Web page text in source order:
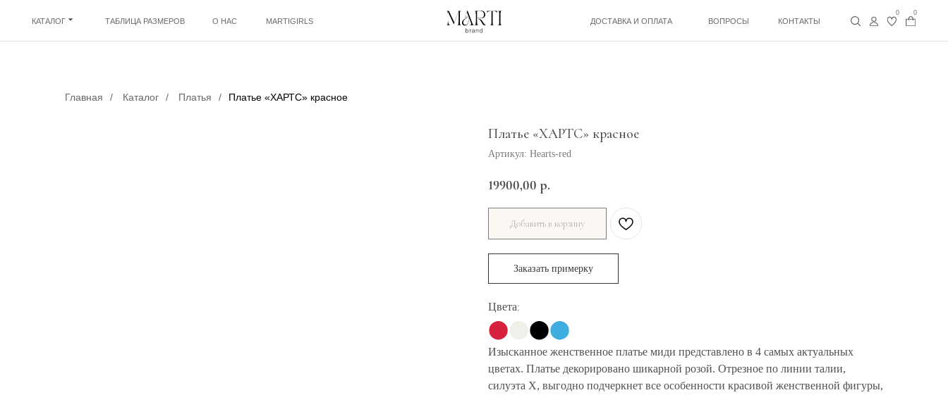
КАТАЛОГ ТАБЛИЦА РАЗМЕРОВ КОНТАКТЫ
MARTIGIRLS ДОСТАВКА И ОПЛАТА ВОПРОСЫ
Главная / Каталог / Платья / Платье «ХАРТС» красное
Платье «ХАРТС» красное
Артикул: Hearts-red
19900,00 р.
Добавить в корзину
Заказать примерку
Цвета:
⬤ ⬤⬤
Изысканное женственное платье миди представлено в 4 самых актуальных
цветах. Платье декорировано шикарной розой. Отрезное по линии талии,
силуэта Х, выгодно подчеркнет все особенности красивой женственной фигуры,